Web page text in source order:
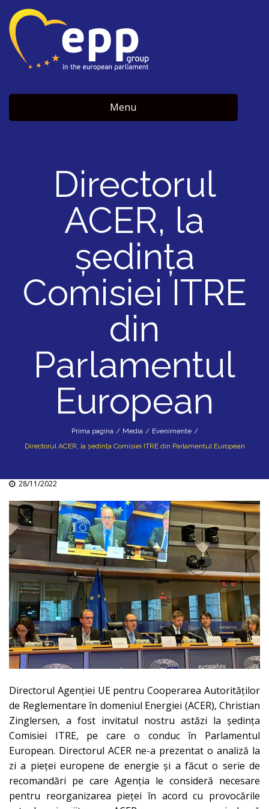
Menu
Directorul
ACER, la
ședința
Comisiei ITRE
din
Parlamentul
European
Prima pagina / Media / Evenimente /
Directorul ACER, la ședința Comisiei ITRE din Parlamentul European
28/11/2022
Directorul Agenției UE pentru Cooperarea Autorităților
de Reglementare în domeniul Energiei (ACER), Christian
Zinglersen, a fost invitatul nostru astăzi la ședința
Comisiei ITRE, pe care o conduc în Parlamentul
European. Directorul ACER ne-a prezentat o analiză la
zi a pieței europene de energie și a făcut o serie de
recomandări pe care Agenția le consideră necesare
pentru reorganizarea pieței în acord cu provocările